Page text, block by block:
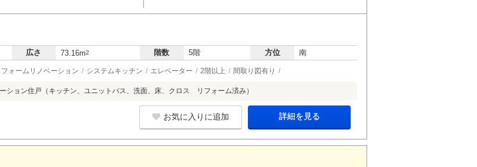
広さ 73.16m2 階数 5階 方位 南
フォームリノベーション システムキッチン エレベーター 2階以上 間取り図有り
ション住戸（キッチン、ユニットバス、洗面、床、クロス リフォーム済み）
お気に入りに追加 詳細を見る